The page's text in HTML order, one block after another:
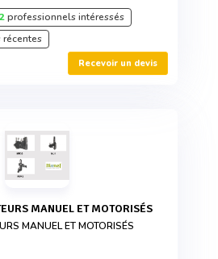
2professionnels intéressés
Recevoir un devis
MANUEL ET MOTORISÉS
MANUEL ET MOTORISÉS